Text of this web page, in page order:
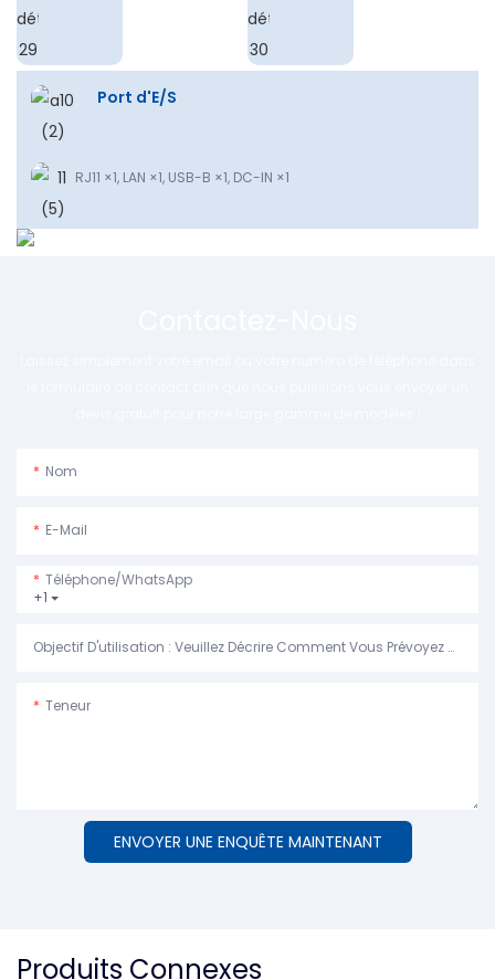
Port d'E/S
RJ11 ×1, LAN ×1, USB-B ×1, DC-IN ×1
Nom
E-Mail
+1
Téléphone/WhatsApp
Objectif D'utilisation : Veuillez Décrire Comment Vous Prévoyez D'utiliser La Machine.
Teneur
ENVOYER UNE ENQUÊTE MAINTENANT
Produits Connexes